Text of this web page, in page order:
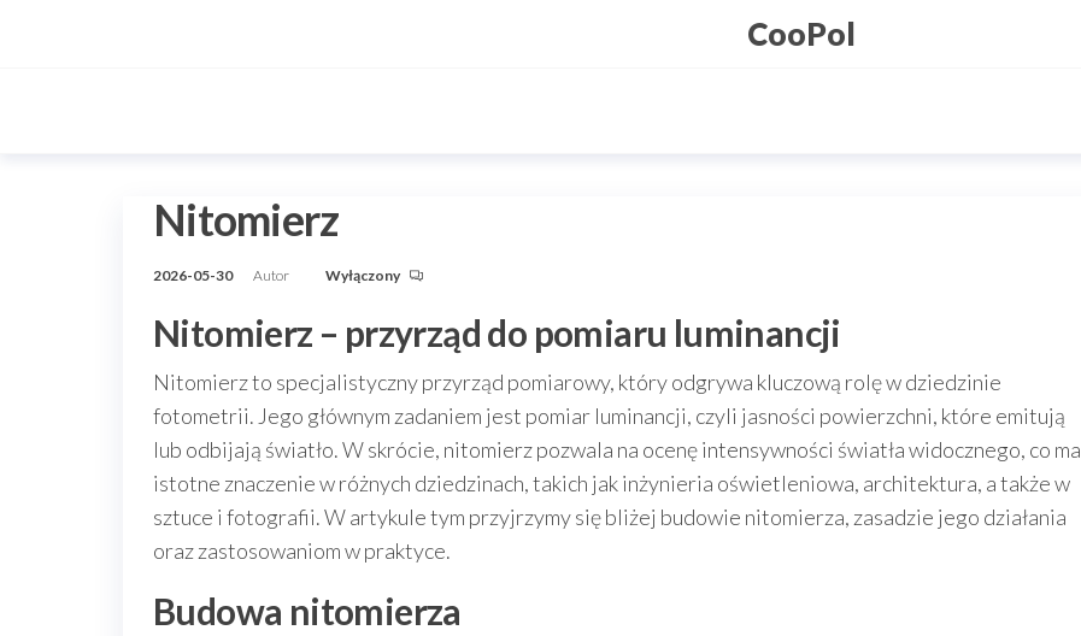
CooPol
Nitomierz
2026-05-30 Autor Wyłączony
Nitomierz – przyrząd do pomiaru luminancji
Nitomierz to specjalistyczny przyrząd pomiarowy, który odgrywa kluczową rolę w dziedzinie
fotometrii. Jego głównym zadaniem jest pomiar luminancji, czyli jasności powierzchni, które emitują
lub odbijają światło. W skrócie, nitomierz pozwala na ocenę intensywności światła widocznego, co ma
istotne znaczenie w różnych dziedzinach, takich jak inżynieria oświetleniowa, architektura, a także w
sztuce i fotografii. W artykule tym przyjrzymy się bliżej budowie nitomierza, zasadzie jego działania
oraz zastosowaniom w praktyce.
Budowa nitomierza